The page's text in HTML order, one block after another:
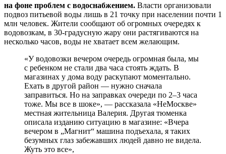
на фоне проблем с водоснабжением. Власти организовали
подвоз питьевой воды лишь в 21 точку при населении почти 1
млн человек. Жители сообщают об огромных очередях к
водовозкам, в 30-градусную жару они растягиваются на
несколько часов, воды не хватает всем желающим.
«У водовозки вечером очередь огромная была, мы
с ребенком не стали два часа стоять ждать. В
магазинах у дома воду раскупают моментально.
Ехать в другой район — нужно сначала
заправиться. Но на заправках очереди по 2–3 часа
тоже. Мы все в шоке», — рассказала «НеМоскве»
местная жительница Валерия. Другая тюменка
описала изданию ситуацию в магазине: «Вчера
вечером в „Магнит“ машина подъехала, я таких
безумных глаз забежавших людей давно не видела.
Жуть это все»,